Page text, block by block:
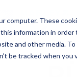
computer. These
information in
and other media.
be tracked when